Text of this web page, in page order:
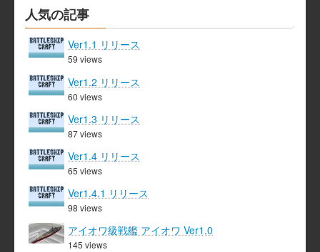
人気の記事
Ver1.1 リリース
59 views
Ver1.2 リリース
60 views
Ver1.3 リリース
87 views
Ver1.4 リリース
65 views
Ver1.4.1 リリース
98 views
アイオワ級戦艦 アイオワ Ver1.0
145 views